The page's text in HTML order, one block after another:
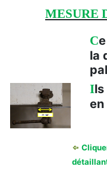
MESURE
C
la
Ils
en